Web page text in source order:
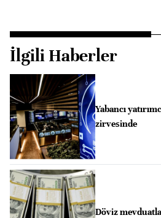
İlgili Haberler
Yabancı
zirvesinde
Döviz